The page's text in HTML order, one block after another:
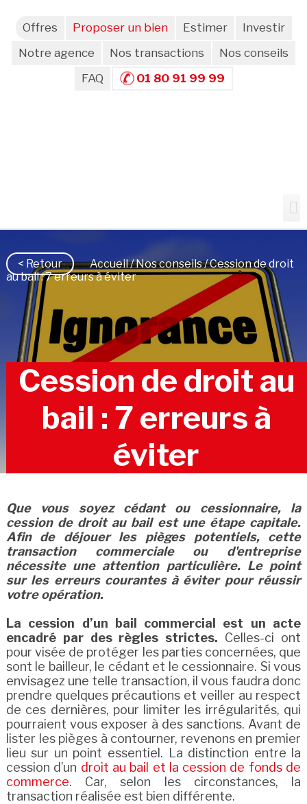
Offres Proposer un bien Estimer
Investir
Notre agence
Nos transactions
Nos conseils
FAQ
01 80 91 99 99
< Retour Accueil/Nos conseils/ Cession de droit
au bail : 7 erreurs à éviter
Cession de droit au
bail : 7 erreurs à
éviter
Que vous soyez cédant ou cessionnaire, la
cession de droit au bail est une étape capitale.
Afin de déjouer les pièges potentiels, cette
transaction commerciale ou d'entreprise
nécessite une attention particulière. Le point
sur les erreurs courantes à éviter pour réussir
votre opération.
La cession d’un bail commercial est un acte
encadré par des règles strictes. Celles-ci ont
pour visée de protéger les parties concernées, que
sont le bailleur, le cédant et le cessionnaire. Si vous
envisagez une telle transaction, il vous faudra donc
prendre quelques précautions et veiller au respect
de ces dernières, pour limiter les irrégularités, qui
pourraient vous exposer à des sanctions. Avant de
lister les pièges à contourner, revenons en premier
lieu sur un point essentiel. La distinction entre la
cession d’un droit au bail et la cession de fonds de
commerce. Car, selon les circonstances, la
transaction réalisée est bien différente.